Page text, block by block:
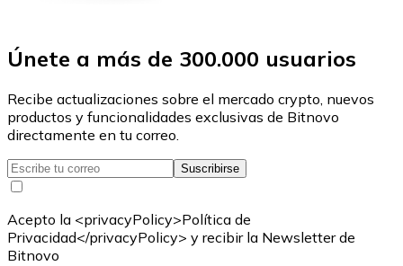
Únete a más de 300.000 usuarios
Recibe actualizaciones sobre el mercado crypto, nuevos
productos y funcionalidades exclusivas de Bitnovo
directamente en tu correo.
Suscribirse
Acepto la <privacyPolicy>Política de
Privacidad</privacyPolicy> y recibir la Newsletter de
Bitnovo